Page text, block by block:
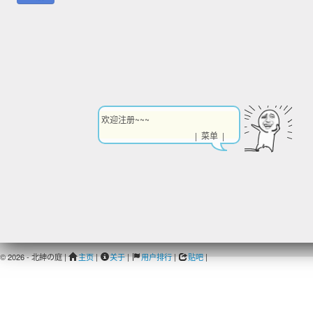
© 2026 - 北紳の庭 | 主页| 关于| 用户排行| 贴吧|
欢迎注册~~~
| 菜单 |